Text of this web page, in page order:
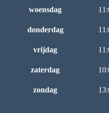
woensdag
donderdag
vrijdag
zaterdag
zondag